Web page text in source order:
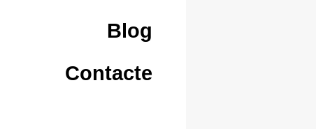
Blog
Contacte